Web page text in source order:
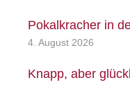
Pokalkracher in
4. August 2026
Knapp, aber